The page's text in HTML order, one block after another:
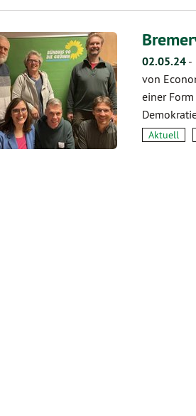
02.05.24 -
von
einer
Aktuell